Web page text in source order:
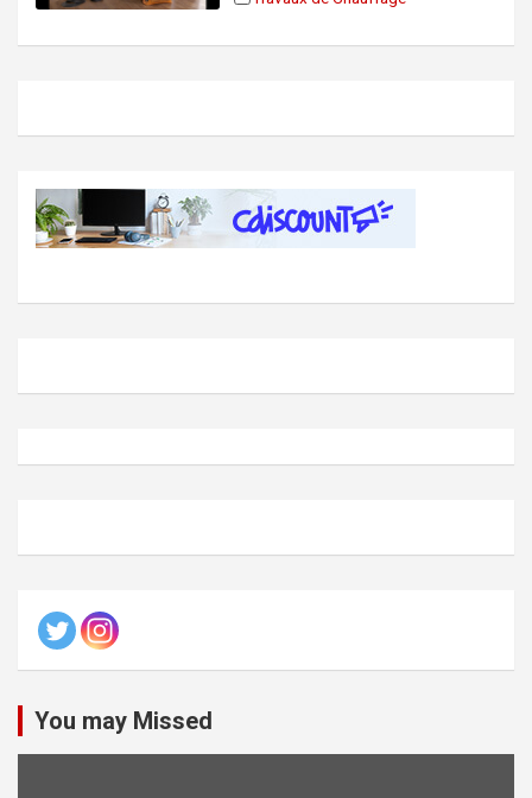
You may Missed